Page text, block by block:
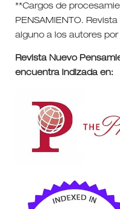
**Cargos de
PENSAMIENTO.
alguno a los autores
Revista Nuevo
encuentra indizada en: